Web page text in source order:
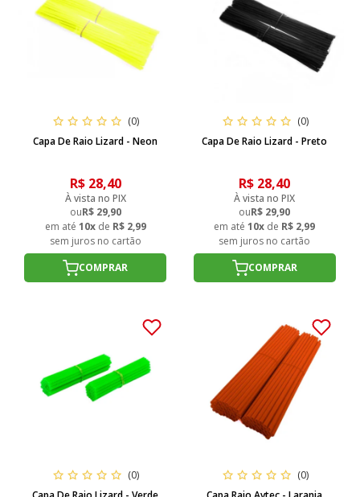
(0)
Capa De Raio Lizard - Neon
R$ 28,40
À vista no PIX
ouR$ 29,90
em até 10xde R$ 2,99
sem juros no cartão
COMPRAR
(0)
Capa De Raio Lizard - Preto
R$ 28,40
À vista no PIX
ouR$ 29,90
em até10x de R$ 2,99
sem juros no cartão
COMPRAR
(0)
(0)